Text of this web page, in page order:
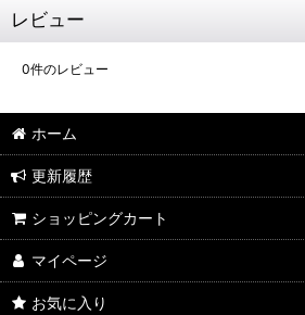
レビュー
0件のレビュー
ホーム
更新履歴
ショッピングカート
マイページ
お気に入り